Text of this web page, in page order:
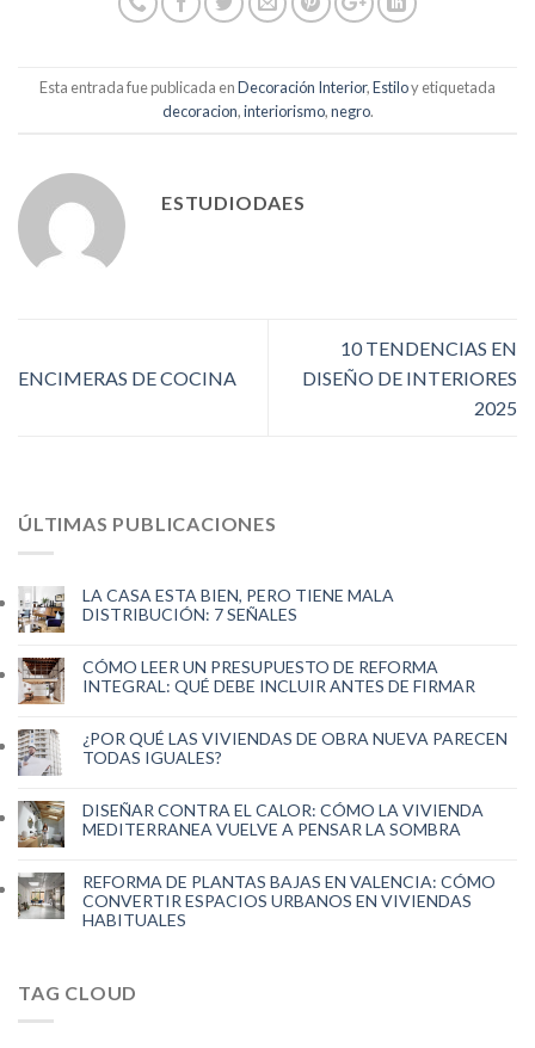
Esta entrada fue publicada enDecoración Interior,Estiloy etiquetada
decoracion,interiorismo,negro.
ESTUDIODAES
ENCIMERAS DE COCINA
10 TENDENCIAS EN
DISEÑO DE INTERIORES
2025
ÚLTIMAS PUBLICACIONES
LA CASA ESTA BIEN, PERO TIENE MALA
DISTRIBUCIÓN: 7 SEÑALES
CÓMO LEER UN PRESUPUESTO DE REFORMA
INTEGRAL: QUÉ DEBE INCLUIR ANTES DE FIRMAR
¿POR QUÉ LAS VIVIENDAS DE OBRA NUEVA PARECEN
TODAS IGUALES?
DISEÑAR CONTRA EL CALOR: CÓMO LA VIVIENDA
MEDITERRANEA VUELVE A PENSAR LA SOMBRA
REFORMA DE PLANTAS BAJAS EN VALENCIA: CÓMO
CONVERTIR ESPACIOS URBANOS EN VIVIENDAS
HABITUALES
TAG CLOUD